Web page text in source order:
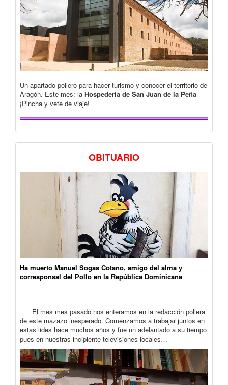
Un apartado pollero para hacer turismo y conocer el territorio de
Aragón. Este mes: la Hospedería de San Juan de la Peña
¡Pincha y vete de viaje!
OBITUARIO
Ha muerto Manuel Sogas Cotano, amigo del alma y
corresponsal del Pollo en la República Dominicana
El mes mes pasado nos enteramos en la redacción pollera
de este mazazo inesperado. Comenzamos a trabajar juntos en
estas lides hace muchos años y fue un adelantado a su tiempo
pues en nuestras incipiente televisiones locales…